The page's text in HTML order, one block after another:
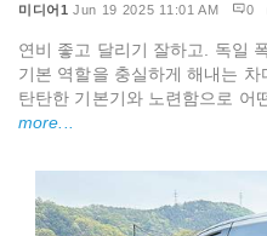
미디어1 Jun 19 2025 11:01 AM 0
연비 좋고 달리기 잘하고. 독일
기본 역할을 충실하게 해내는
탄탄한 기본기와 노련함으로 어
more...